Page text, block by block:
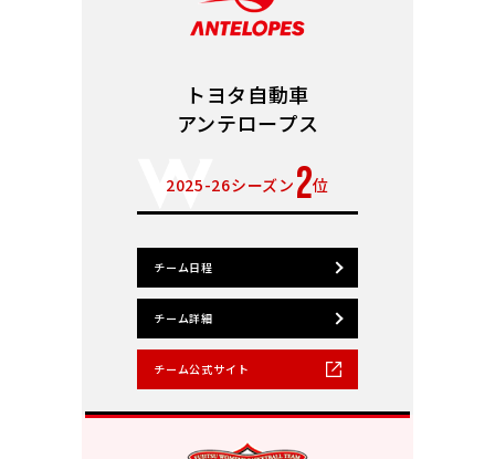
トヨタ自動車
アンテロープス
2025-26シーズン 2位
チーム日程
チーム詳細
チーム公式サイト